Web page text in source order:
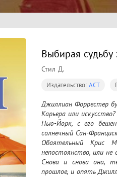
Выбирая
Стил Д.
Издательство: АСТ
Джиллиан Форрестер
Карьера или искусство?
Нью-Йорк, с его
солнечный Сан-
Обаятельный Крис
непостоянство, или не
Снова и снова она,
прошлое, и опять